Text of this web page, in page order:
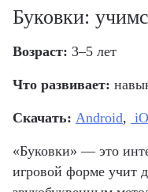
Буковки:
Возраст: 3–5 лет
Что развивает:
Скачать: Android,
«Буковки» — это
игровой форме учит